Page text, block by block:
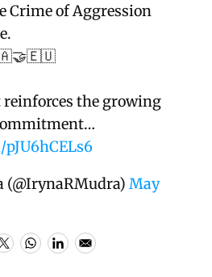
Crime of Aggression
the growing
May